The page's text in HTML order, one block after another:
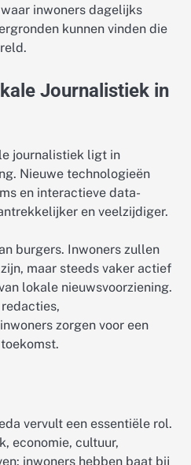
waar inwoners dagelijks
kunnen vinden die
Journalistiek in
journalistiek ligt in
Nieuwe technologieën
en interactieve data-
en veelzijdiger.
burgers. Inwoners zullen
maar steeds vaker actief
lokale nieuwsvoorziening.
zorgen voor een
vervult een essentiële rol.
economie, cultuur,
inwoners hebben baat bij